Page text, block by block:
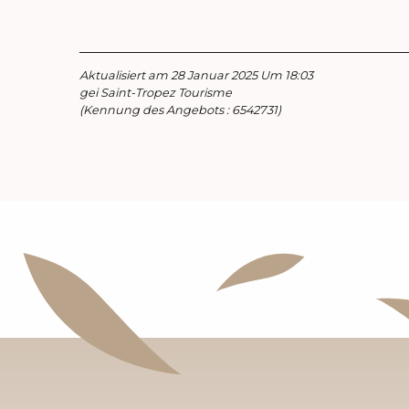
Aktualisiert am 28 Januar 2025 Um 18:03
gei Saint-Tropez Tourisme
(Kennung des Angebots : 6542731)